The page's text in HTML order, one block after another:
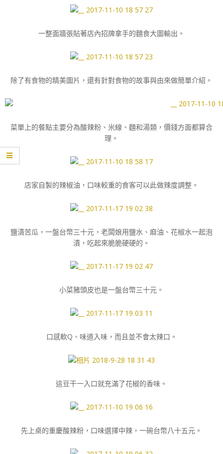
一整面牆張貼著店內招牌拿手的麵食大圖輸出。
除了有食物的精美圖片，還有針對食物的故事與由來做簡單介紹。
菜單上的餐點主要分為酸辣粉、米線、麵和湯類，價錢方面都算合
理。
店家自製的辣椒油，口味較重的食客可以此做辣度調整。
鹽漬苦瓜，一盤台幣三十元，老闆娘用鹽水、麻油、花椒水一起泡
漬，吃起來脆脆硬硬的。
小菜豬頭皮也是一盤台幣三十元。
口感軟Q、味道入味，而且並不會太辣口。
這豆干一入口就充滿了花椒的香味。
先上桌的重慶酸辣粉，口味選擇中辣，一碗台幣八十五元。